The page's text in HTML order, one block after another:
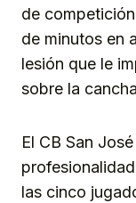
de
de minutos en
lesión que le
sobre la
El CB San
las cinco